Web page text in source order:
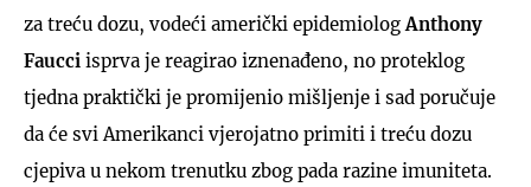
za treću dozu, vodeći američki epidemiolog Anthony
Faucci isprva je reagirao iznenađeno, no proteklog
tjedna praktički je promijenio mišljenje i sad poručuje
da će svi Amerikanci vjerojatno primiti i treću dozu
cjepiva u nekom trenutku zbog pada razine imuniteta.